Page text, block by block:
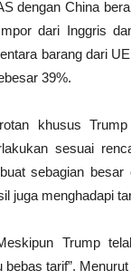
dengan China
dari Inggris
barang dari
39%.
khusus
sesuai
sebagian
juga menghadapi
Trump
bebas tarif”.